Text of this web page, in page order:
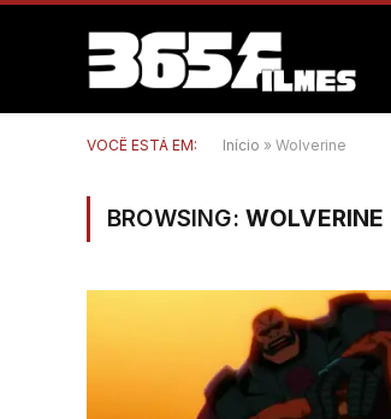
VOCÊ ESTÁ EM: Início » Wolverine
BROWSING: WOLVERINE